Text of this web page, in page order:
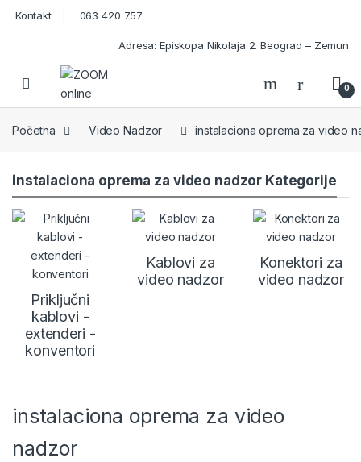
Skip to navigation
Skip to content
Kontakt 063 420 757
Adresa: Episkopa Nikolaja 2. Beograd – Zemun
Open 0
Početna Video Nadzor instalaciona oprema za video
instalaciona oprema za video nadzor Kategorije
Priključni
kablovi -
extenderi -
konventori
Kablovi za
video nadzor
Konektori za
video nadzor
instalaciona oprema za video
nadzor